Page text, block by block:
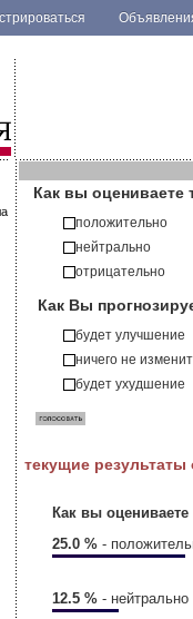
.
.
Как вы оцениваете
положительно
нейтрально
отрицательно
Как Вы
будет улучшение
ничего не
будет ухудшение
текущие результаты
Как вы
25.0 % -
12.5 % - нейтрально